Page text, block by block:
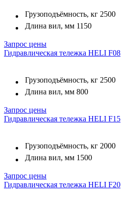
Грузоподъёмность, кг 2500
Длина вил, мм 1150
Запрос цены
Гидравлическая тележка HELI F08
Грузоподъёмность, кг 2500
Длина вил, мм 800
Запрос цены
Гидравлическая тележка HELI F15
Грузоподъёмность, кг 2000
Длина вил, мм 1500
Запрос цены
Гидравлическая тележка HELI F20